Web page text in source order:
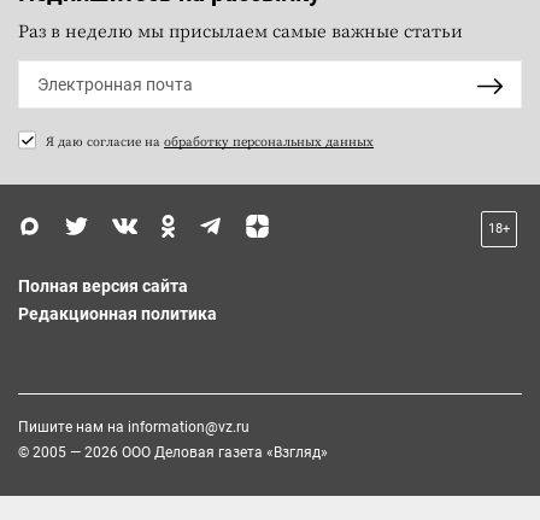
Раз в неделю мы присылаем самые важные статьи
Я даю согласие на обработку персональных данных
18+
Полная версия сайта
Редакционная политика
Пишите нам на information@vz.ru
© 2005 — 2026 ООО Деловая газета «Взгляд»